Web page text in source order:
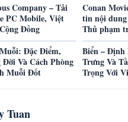
Company – Tải
PC Mobile, Việt
Đồng
Conan
tin nội
Thủ phạm
Đặc Điểm,
Đời Và Cách Phòng
Muỗi Đốt
Biển – Định
Trưng Và
Trọng Với
Tuan